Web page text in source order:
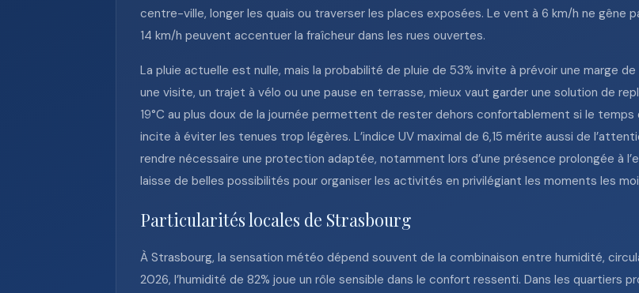
centre-ville, longer les quais ou traverser les places exposées. Le vent à 6 km/h ne gêne
14 km/h peuvent accentuer la fraîcheur dans les rues ouvertes.
La pluie actuelle est nulle, mais la probabilité de pluie de 53% invite à prévoir une marge
une visite, un trajet à vélo ou une pause en terrasse, mieux vaut garder une solution de
19°C au plus doux de la journée permettent de rester dehors confortablement si le temps
incite à éviter les tenues trop légères. L’indice UV maximal de 6,15 mérite aussi de
rendre nécessaire une protection adaptée, notamment lors d’une présence prolongée à
laisse de belles possibilités pour organiser les activités en privilégiant les moments les
Particularités locales de Strasbourg
À Strasbourg, la sensation météo dépend souvent de la combinaison entre humidité,
2026, l’humidité de 82% joue un rôle sensible dans le confort ressenti. Dans les quartiers